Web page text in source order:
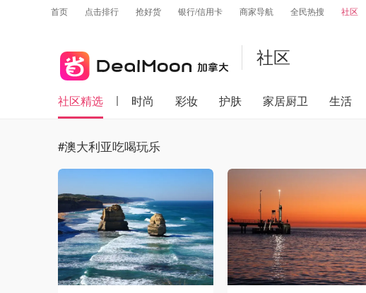
首页 点击排行 抢好货 银行/信用卡 商家导航 全民热搜 社区
社区
社区精选 时尚 彩妆 护肤 家居厨卫 生活
#澳大利亚吃喝玩乐